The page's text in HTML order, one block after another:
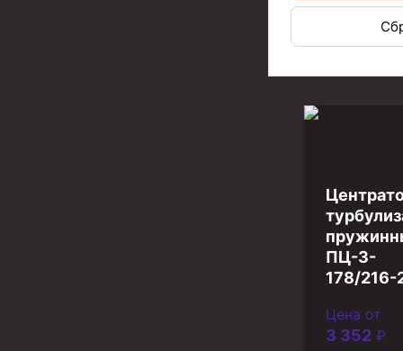
ПЦ-3-
178/216-
Цена от
3 352 ₽